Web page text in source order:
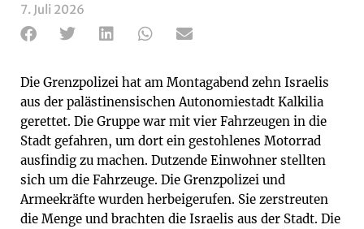
7. Juli 2026
Die Grenzpolizei hat am Montagabend zehn Israelis
aus der palästinensischen Autonomiestadt Kalkilia
gerettet. Die Gruppe war mit vier Fahrzeugen in die
Stadt gefahren, um dort ein gestohlenes Motorrad
ausfindig zu machen. Dutzende Einwohner stellten
sich um die Fahrzeuge. Die Grenzpolizei und
Armeekräfte wurden herbeigerufen. Sie zerstreuten
die Menge und brachten die Israelis aus der Stadt. Die